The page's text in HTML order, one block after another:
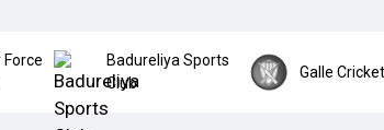
Force
Badureliya Sports
Club
Galle